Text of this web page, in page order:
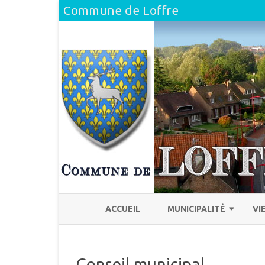
Commune de Loffre
ACCUEIL MUNICIPALITÉ
COMPTE RENDU DU CONSEIL